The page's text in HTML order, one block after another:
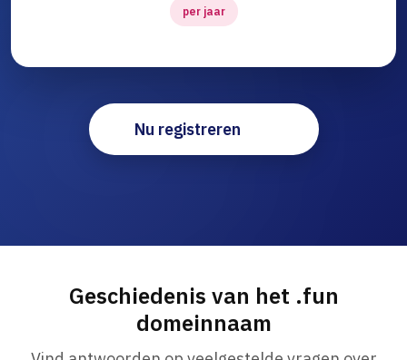
per jaar
Nu registreren
Geschiedenis van het .fun
domeinnaam